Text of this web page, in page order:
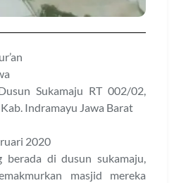
Sukamaju RT 002/02,
Indramayu Jawa Barat
2020
berada di dusun sukamaju,
masjid mereka